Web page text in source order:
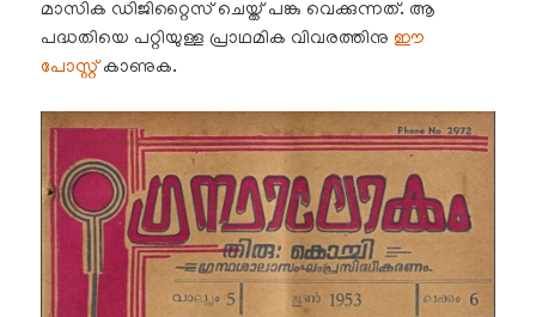
മാസിക ഡിജിറ്റൈസ് ചെയ്ത് പങ്കു വെക്കുന്നത്. ആ
പദ്ധതിയെ പറ്റിയുള്ള പ്രാഥമിക വിവരത്തിനു ഈ
പോസ്റ്റ്കാണുക.